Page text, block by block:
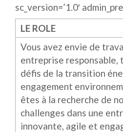
sc_version=’1.0′
LE ROLE
Vous avez envie de
entreprise responsable,
défis de la transition
engagement
êtes à la recherche de
challenges dans une
innovante, agile et